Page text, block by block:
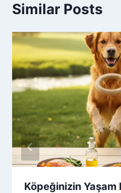
Similar Posts
Köpeğinizin Yaşam